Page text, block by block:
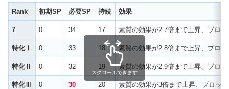
Rank 初期SP 必要SP 持続 効果
7 0 34 17 素質の効果が2.7倍まで上昇、ブロ
特化Ⅰ 0 33 18 素質の効果が2.8倍まで上昇、ブロ
特化Ⅱ 0 32 19 素質の効果が2.9倍まで上昇、ブロ
特化Ⅲ 0 30 20 素質の効果が3倍まで上昇、ブロッ
スクロールできます